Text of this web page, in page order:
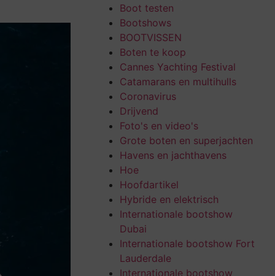
Boot testen
Bootshows
BOOTVISSEN
Boten te koop
Cannes Yachting Festival
Catamarans en multihulls
Coronavirus
Drijvend
Foto's en video's
Grote boten en superjachten
Havens en jachthavens
Hoe
Hoofdartikel
Hybride en elektrisch
Internationale bootshow
Dubai
Internationale bootshow Fort
Lauderdale
Internationale bootshow